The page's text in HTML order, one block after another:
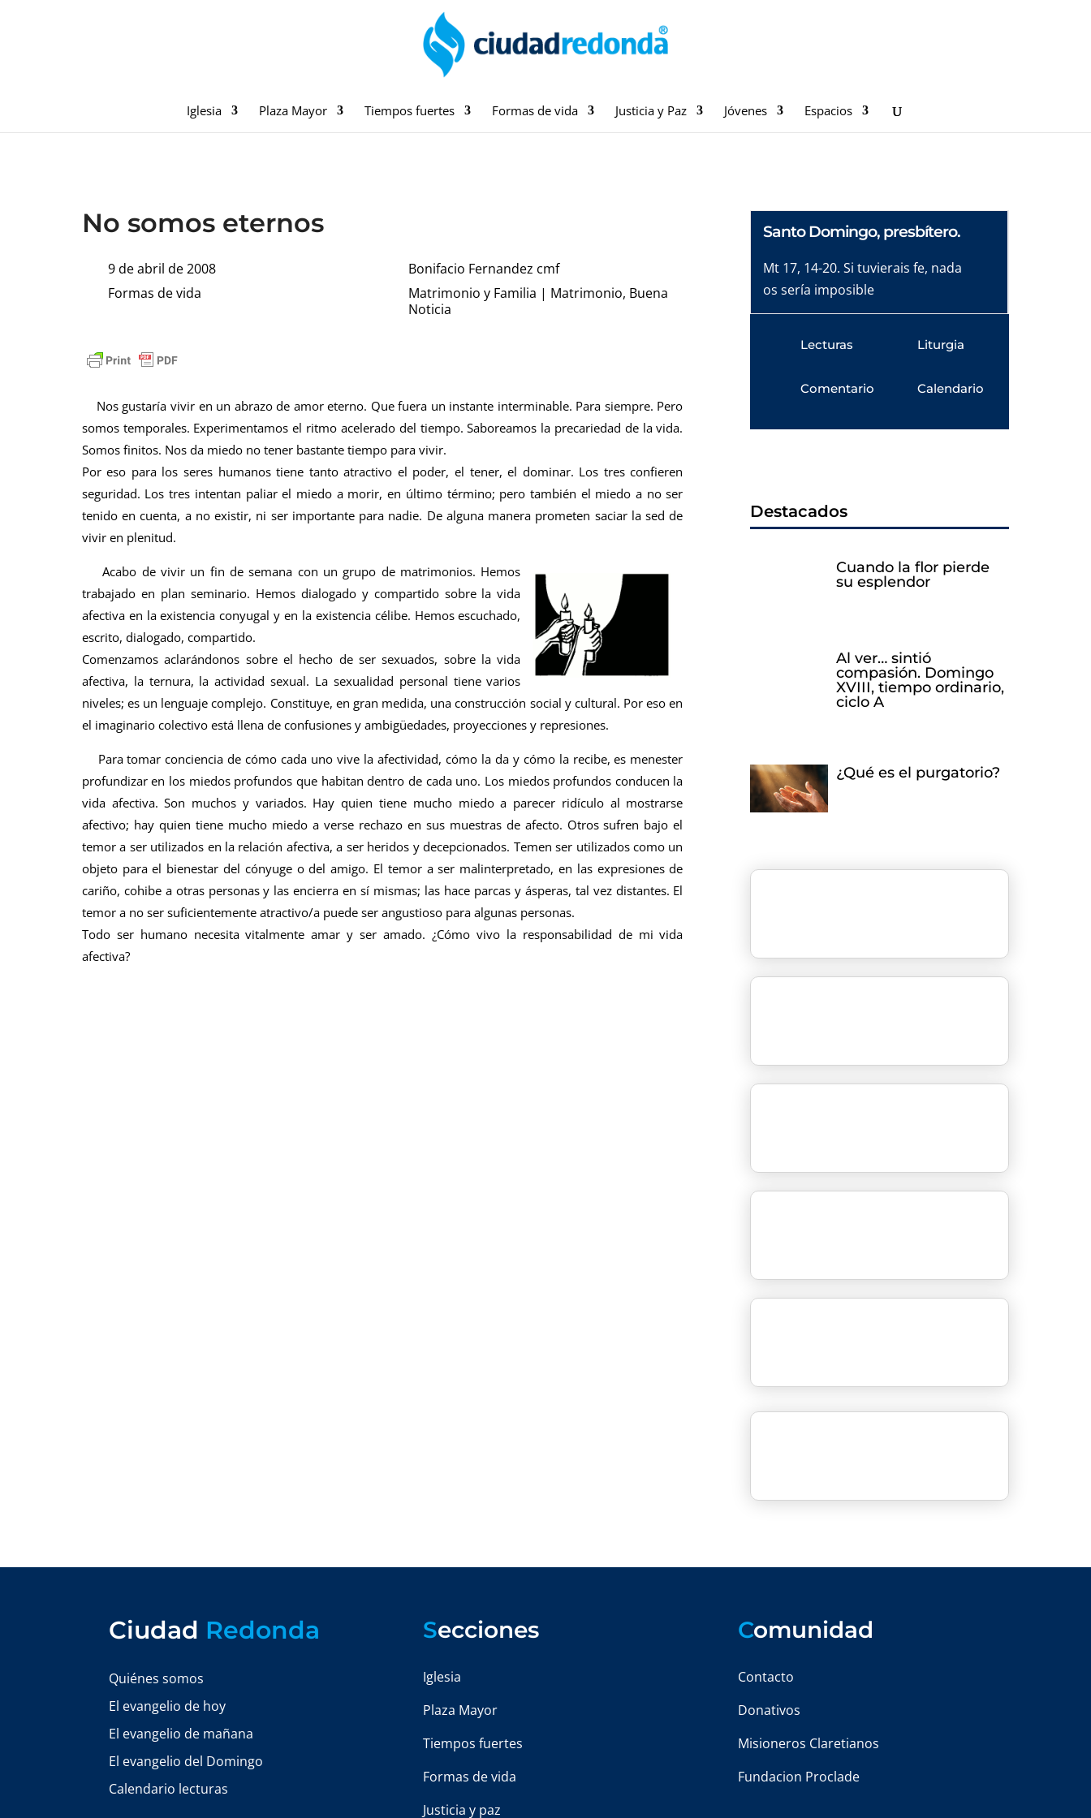
Iglesia Plaza Mayor Tiempos fuertes Formas de vida Justicia y Paz Jóvenes Espacios
No somos eternos
9 de abril de 2008
Formas de vida
Bonifacio Fernandez cmf
Matrimonio y Familia | Matrimonio, Buena
Noticia
Nos gustaría vivir en un abrazo de amor eterno. Que fuera un instante interminable. Para siempre. Pero
somos temporales. Experimentamos el ritmo acelerado del tiempo. Saboreamos la precariedad de la vida.
Somos finitos. Nos da miedo no tener bastante tiempo para vivir.
Por eso para los seres humanos tiene tanto atractivo el poder, el tener, el dominar. Los tres confieren
seguridad. Los tres intentan paliar el miedo a morir, en último término; pero también el miedo a no ser
tenido en cuenta, a no existir, ni ser importante para nadie. De alguna manera prometen saciar la sed de
vivir en plenitud.
Acabo de vivir un fin de semana con un grupo de matrimonios. Hemos
trabajado en plan seminario. Hemos dialogado y compartido sobre la vida
afectiva en la existencia conyugal y en la existencia célibe. Hemos escuchado,
escrito, dialogado, compartido.
Comenzamos aclarándonos sobre el hecho de ser sexuados, sobre la vida
afectiva, la ternura, la actividad sexual. La sexualidad personal tiene varios
niveles; es un lenguaje complejo. Constituye, en gran medida, una construcción social y cultural. Por eso en
el imaginario colectivo está llena de confusiones y ambigüedades, proyecciones y represiones.
Para tomar conciencia de cómo cada uno vive la afectividad, cómo la da y cómo la recibe, es menester
profundizar en los miedos profundos que habitan dentro de cada uno. Los miedos profundos conducen la
vida afectiva. Son muchos y variados. Hay quien tiene mucho miedo a parecer ridículo al mostrarse
afectivo; hay quien tiene mucho miedo a verse rechazo en sus muestras de afecto. Otros sufren bajo el
temor a ser utilizados en la relación afectiva, a ser heridos y decepcionados. Temen ser utilizados como un
objeto para el bienestar del cónyuge o del amigo. El temor a ser malinterpretado, en las expresiones de
cariño, cohibe a otras personas y las encierra en sí mismas; las hace parcas y ásperas, tal vez distantes. El
temor a no ser suficientemente atractivo/a puede ser angustioso para algunas personas.
Todo ser humano necesita vitalmente amar y ser amado. ¿Cómo vivo la responsabilidad de mi vida
afectiva?
Santo Domingo, presbítero.
Mt 17, 14-20. Si tuvierais fe, nada
os sería imposible
Lecturas
Comentario
Liturgia
Calendario
Destacados
Cuando la flor pierde
su esplendor
Al ver… sintió
compasión. Domingo
XVIII, tiempo ordinario,
ciclo A
¿Qué es el purgatorio?
Ciudad Redonda
Quiénes somos
El evangelio de hoy
El evangelio de mañana
El evangelio del Domingo
Calendario lecturas
Secciones
Iglesia
Plaza Mayor
Tiempos fuertes
Formas de vida
Justicia y paz
Comunidad
Contacto
Donativos
Misioneros Claretianos
Fundacion Proclade